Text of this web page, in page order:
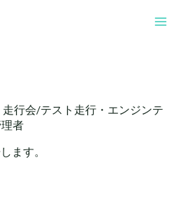
走行会/テスト走行・エンジンテ
者
ます。